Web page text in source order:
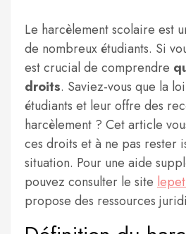
Le harcèlement scolaire est
de nombreux étudiants. Si
est crucial de comprendre
droits. Saviez-vous que la
étudiants et leur offre des
harcèlement ? Cet article
ces droits et à ne pas rester
situation. Pour une aide
pouvez consulter le site
propose des ressources